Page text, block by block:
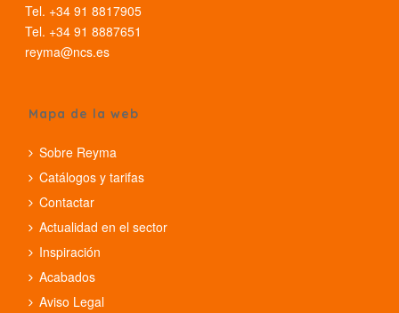
Tel. +34 91 8817905
Tel. +34 91 8887651
reyma@ncs.es
Mapa de la web
Sobre Reyma
Catálogos y tarifas
Contactar
Actualidad en el sector
Inspiración
Acabados
Aviso Legal